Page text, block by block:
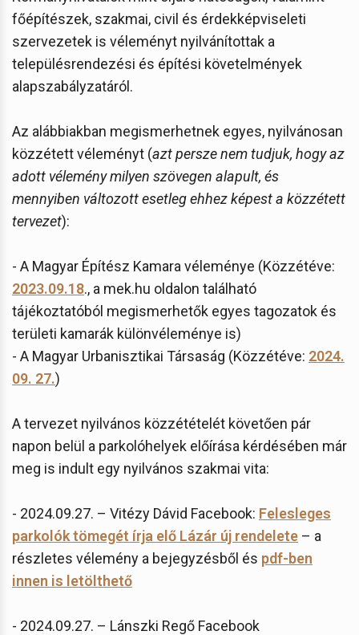
főépítészek, szakmai, civil és érdekképviseleti
szervezetek is véleményt nyilvánítottak a
településrendezési és építési követelmények
alapszabályzatáról.
Az alábbiakban megismerhetnek egyes, nyilvánosan
közzétett véleményt (azt persze nem tudjuk, hogy az
adott vélemény milyen szövegen alapult, és
mennyiben változott esetleg ehhez képest a közzétett
tervezet):
- A Magyar Építész Kamara véleménye (Közzétéve:
2023.09.18., a mek.hu oldalon található
tájékoztatóból megismerhetők egyes tagozatok és
területi kamarák különvéleménye is)
- A Magyar Urbanisztikai Társaság (Közzétéve: 2024.
09. 27.)
A tervezet nyilvános közzétételét követően pár
napon belül a parkolóhelyek előírása kérdésében már
meg is indult egy nyilvános szakmai vita:
- 2024.09.27. – Vitézy Dávid Facebook: Felesleges
parkolók tömegét írja elő Lázár új rendelete – a
részletes vélemény a bejegyzésből és pdf-ben
innen is letölthető
- 2024.09.27. – Lánszki Regő Facebook